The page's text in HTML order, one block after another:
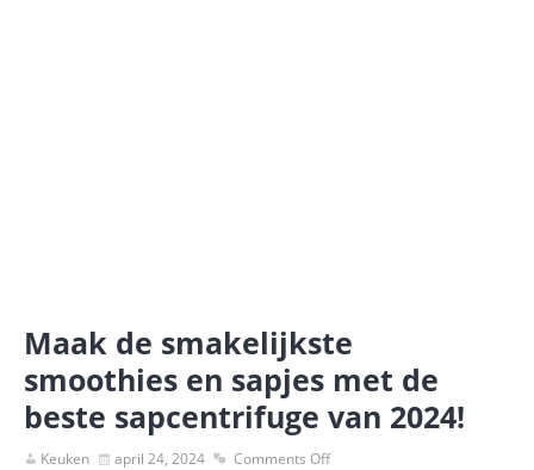
Maak de smakelijkste
smoothies en sapjes met de
beste sapcentrifuge van 2024!
Keuken april 24, 2024 Comments Off